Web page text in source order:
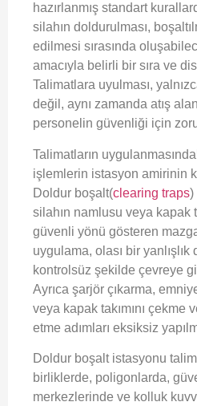
hazırlanmış standart
silahın doldurulması,
edilmesi sırasında
amacıyla belirli bir sıra ve
Talimatlara uyulması,
değil, aynı zamanda atış
personelin güvenliği için
Talimatların
işlemlerin istasyon amirinin
Doldur boşalt(clearing traps)
silahın namlusu veya kapak
güvenli yönü gösteren
uygulama, olası bir
kontrolsüz şekilde çevreye
Ayrıca şarjör çıkarma,
veya kapak takımını çekme
etme adımları eksiksiz
Doldur boşalt istasyonu
birliklerde, poligonlarda,
merkezlerinde ve kolluk